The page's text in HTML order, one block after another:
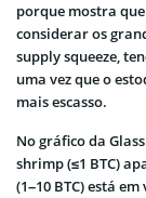
porque mostra
considerar os
supply squeeze,
uma vez que o
mais escasso.
No gráfico da
shrimp (≤1 BTC)
(1–10 BTC) está